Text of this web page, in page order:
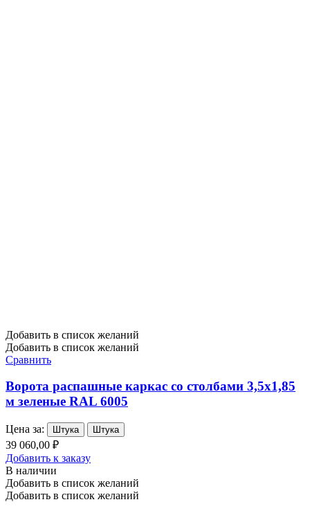
Добавить в список желаний
Добавить в список желаний
Сравнить
Ворота распашные каркас со столбами 3,5х1,85
м зеленые RAL 6005
Цена за: Штука Штука
39 060,00 ₽
Добавить к заказу
В наличии
Добавить в список желаний
Добавить в список желаний